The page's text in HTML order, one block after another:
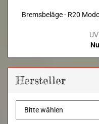
Bremsbeläge - R20
Hersteller